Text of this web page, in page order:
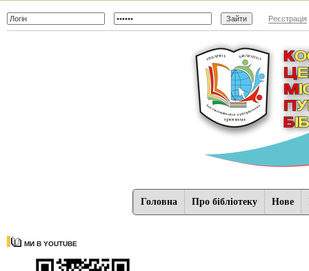
Реєстрація
Головна Про бібліотеку Нове
МИ В YOUTUBE